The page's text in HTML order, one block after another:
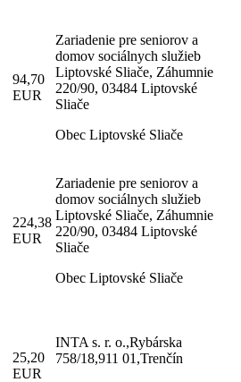
94,70
EUR
Zariadenie pre seniorov a
domov sociálnych služieb
Liptovské Sliače, Záhumnie
220/90, 03484 Liptovské
Sliače
Obec Liptovské Sliače
224,38
EUR
Zariadenie pre seniorov a
domov sociálnych služieb
Liptovské Sliače, Záhumnie
220/90, 03484 Liptovské
Sliače
Obec Liptovské Sliače
25,20
EUR
INTA s. r. o.,Rybárska
758/18,911 01,Trenčín